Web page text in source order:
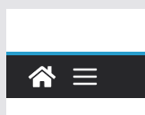
content